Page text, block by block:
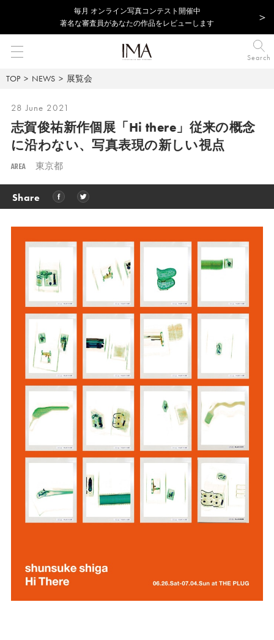
毎⽉ オンライン写真コンテスト開催中
著名な審査員があなたの作品をレビューします
Search
TOP NEWS 展覧会
28 June 2021
志賀俊祐新作個展「Hi there」 従来の概念
に沿わない、写真表現の新しい視点
AREA 東京都
Share